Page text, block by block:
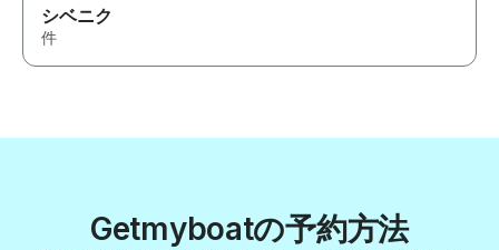
シベニク
件
Getmyboatの予約方法